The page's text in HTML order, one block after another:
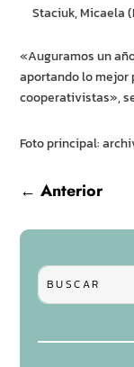
Staciuk, Micaela
«Auguramos un
aportando lo mejor
cooperativistas»,
Foto principal:
←Anterior